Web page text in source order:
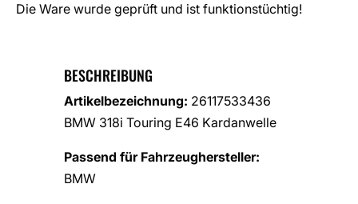
Die Ware wurde geprüft und ist funktionstüchtig!
BESCHREIBUNG
Artikelbezeichnung: 26117533436
BMW 318i Touring E46 Kardanwelle
Passend für Fahrzeughersteller:
BMW